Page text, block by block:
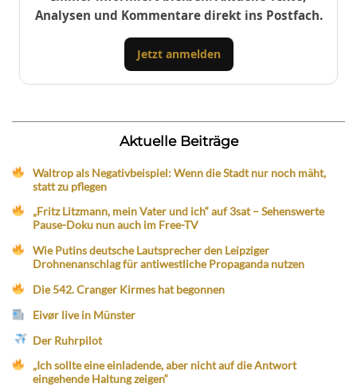
Analysen und Kommentare direkt ins Postfach.
Jetzt anmelden
Aktuelle Beiträge
Waltrop als Negativbeispiel: Wenn die Stadt nur noch mäht,
statt zu pflegen
„Fritz Litzmann, mein Vater und ich“ auf 3sat – Sehenswerte
Pause-Doku nun auch im Free-TV
Wie Putins deutsche Lautsprecher den Leipziger
Drohnenanschlag für antiwestliche Propaganda nutzen
Die 542. Cranger Kirmes hat begonnen
Eivør live in Münster
Der Ruhrpilot
„Ich sollte eine einladende, aber nicht auf die Antwort
eingehende Haltung zeigen“